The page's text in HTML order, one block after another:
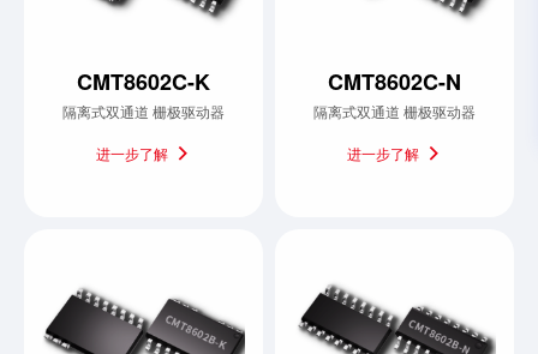
CMT8602C-K
隔离式双通道 栅极驱动器
进一步了解
CMT8602C-N
隔离式双通道 栅极驱动器
进一步了解